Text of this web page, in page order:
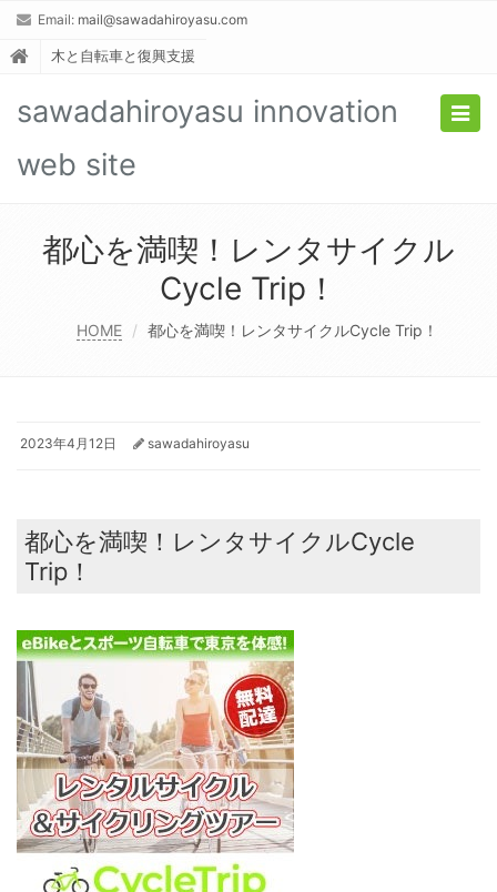
Email: mail@sawadahiroyasu.com
木と自転車と復興支援
sawadahiroyasu innovation
web site
都心を満喫！レンタサイクル
Cycle Trip！
HOME 都心を満喫！レンタサイクルCycle Trip！
2023年4月12日 sawadahiroyasu
都心を満喫！レンタサイクルCycle
Trip！